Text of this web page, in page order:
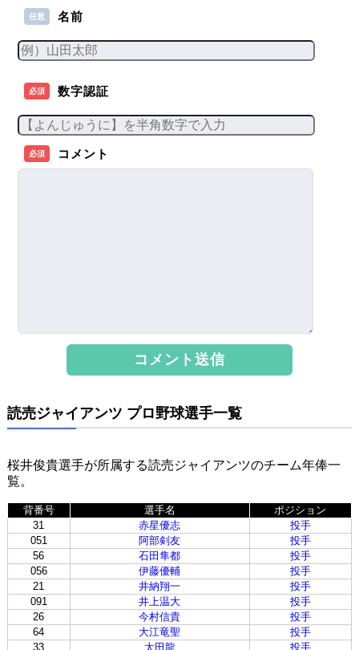
任意 名前
必須 数字認証
必須 コメント
読売ジャイアンツ プロ野球選手一覧
桜井俊貴選手が所属する読売ジャイアンツのチーム年俸一
覧。
背番号 選手名
ポジション
31
赤星優志
投手
051
阿部剣友
投手
56
石田隼都
投手
056
伊藤優輔
投手
21
井納翔一
投手
091
井上温大
投手
26
今村信貴
投手
64
大江竜聖
投手
33
太田龍 投手